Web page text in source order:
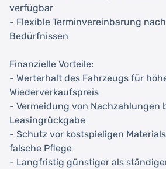
verfügbar
- Flexible Terminvereinbarung
Bedürfnissen
Finanzielle Vorteile:
- Werterhalt des Fahrzeugs für
Wiederverkaufspreis
- Vermeidung von Nachzahlungen
Leasingrückgabe
- Schutz vor kostspieligen
falsche Pflege
- Langfristig günstiger als